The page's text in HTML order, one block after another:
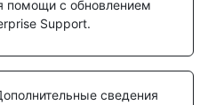
помощи с обновлением
Support.
сведения